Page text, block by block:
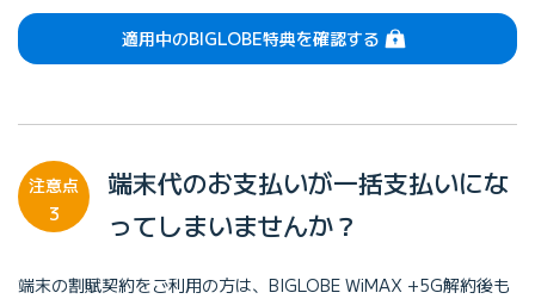
適用中のBIGLOBE特典を確認する（ログイン）
注意点
3
端末代のお支払いが一括支払いにな
ってしまいませんか？
端末の割賦契約をご利用の方は、BIGLOBE WiMAX +5G解約後も